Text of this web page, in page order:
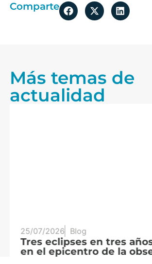
Comparte
Más temas de
actualidad
25/07/2026 Blog
Tres eclipses en tres
en el epicentro de la